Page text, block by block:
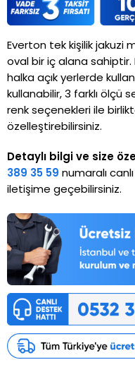
Everton tek kişilik jakuzi
oval bir iç alana
halka açık yerlerde
kullanabilir, 3 farklı ölçü
renk seçenekleri ile
özelleştirebilirsiniz.
Detaylı bilgi ve size
389 35 59 numaralı
iletişime geçebilirsiniz.